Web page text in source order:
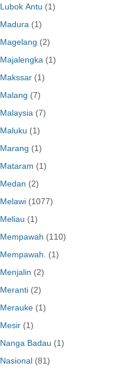
Lubok Antu (1)
Madura (1)
Magelang (2)
Majalengka (1)
Makssar (1)
Malang (7)
Malaysia (7)
Maluku (1)
Marang (1)
Mataram (1)
Medan (2)
Melawi (1077)
Meliau (1)
Mempawah (110)
Mempawah. (1)
Menjalin (2)
Meranti (2)
Merauke (1)
Mesir (1)
Nanga Badau (1)
Nasional (81)